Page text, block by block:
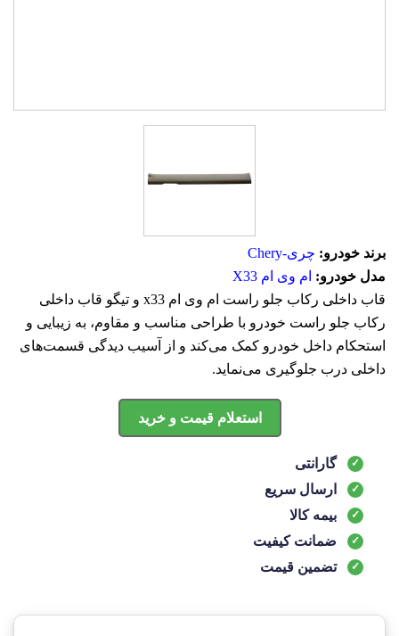
برند خودرو: چری-Chery
مدل خودرو: ام وی ام X33
قاب داخلی رکاب جلو راست ام وی ام x33 و تیگو قاب داخلی
رکاب جلو راست خودرو با طراحی مناسب و مقاوم، به زیبایی و
استحکام داخل خودرو کمک می‌کند و از آسیب دیدگی قسمت‌های
داخلی درب جلوگیری می‌نماید.
استعلام قیمت و خرید
گارانتی
ارسال سریع
بیمه کالا
ضمانت کیفیت
تضمین قیمت